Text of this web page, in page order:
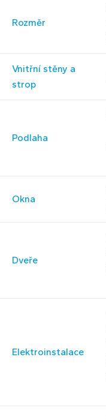
Rozměr
Vnitřní stěny a
strop
Podlaha
Okna
Dveře
Elektroinstalace